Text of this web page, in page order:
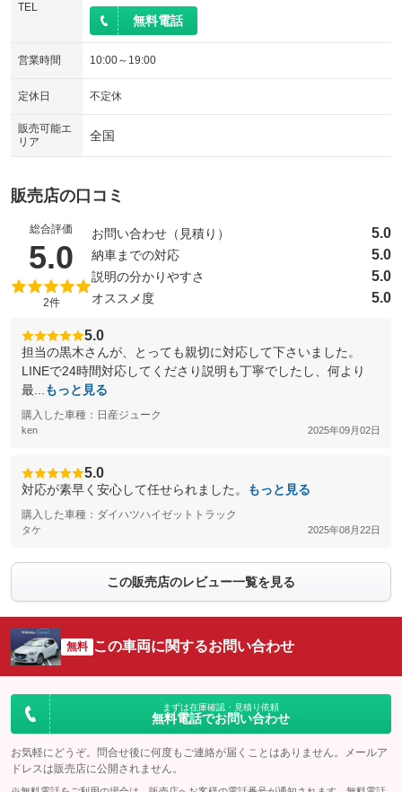
TEL
無料電話
営業時間 10:00～19:00
定休日 不定休
販売可能エ
リア
全国
販売店の口コミ
総合評価
5.0 （5点満点中）
2件
お問い合わせ（見積り） 5.0
納車までの対応 5.0
説明の分かりやすさ 5.0
オススメ度 5.0
5.0
担当の黒木さんが、とっても親切に対応して下さいました。
LINEで24時間対応してくださり説明も丁寧でしたし、何より
最...
もっと見る
購入した車種：日産ジューク
ken 2025年09月02日
5.0
対応が素早く安心して任せられました。 もっと見る
購入した車種：ダイハツハイゼットトラック
タケ 2025年08月22日
この販売店のレビュー一覧を見る
無料 この車両に関するお問い合わせ
まずは在庫確認・見積り依頼
無料電話でお問い合わせ
お気軽にどうぞ。問合せ後に何度もご連絡が届くことはありません。メールア
ドレスは販売店に公開されません。